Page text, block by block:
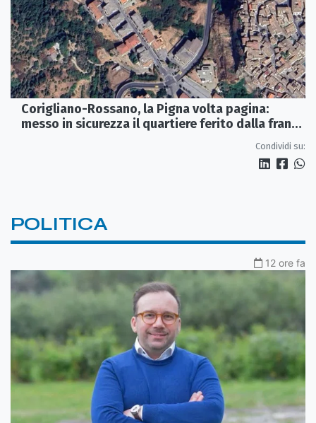
Corigliano-Rossano, la Pigna volta pagina:
messo in sicurezza il quartiere ferito dalla frana
Condividi su:
POLITICA
12 ore fa